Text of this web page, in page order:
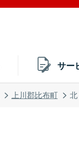
サー
上川郡比布町